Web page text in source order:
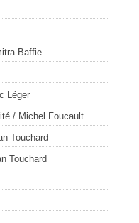
Baffie
Léger
/ Michel Foucault
Touchard
Touchard